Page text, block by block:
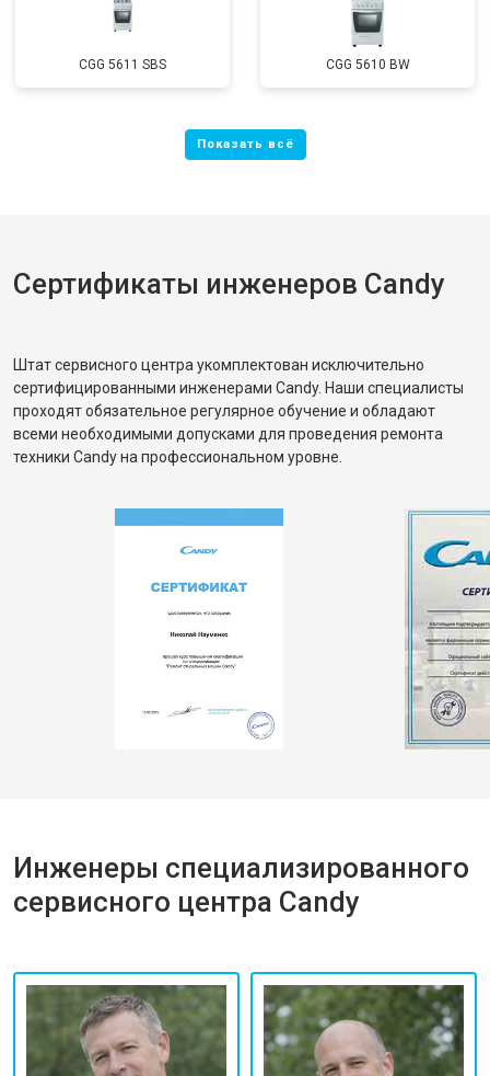
CGG 5611 SBS CGG 5610 BW
Сертификаты инженеров Candy
Штат сервисного центра укомплектован исключительно
сертифицированными инженерами Candy. Наши специалисты
проходят обязательное регулярное обучение и обладают
всеми необходимыми допусками для проведения ремонта
техники Candy на профессиональном уровне.
Инженеры специализированного
сервисного центра Candy